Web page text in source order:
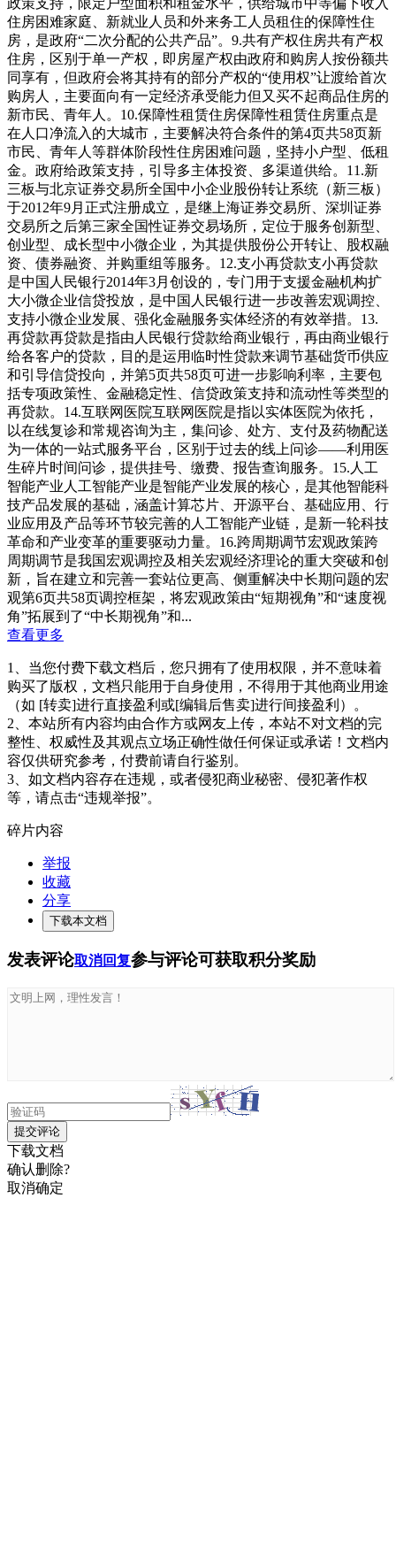
住房困难家庭、新就业人员和外来务工人员租住的保障性住
房，是政府“二次分配的公共产品”。9.共有产权住房共有产权
住房，区别于单一产权，即房屋产权由政府和购房人按份额共
同享有，但政府会将其持有的部分产权的“使用权”让渡给首次
购房人，主要面向有一定经济承受能力但又买不起商品住房的
新市民、青年人。10.保障性租赁住房保障性租赁住房重点是
在人口净流入的大城市，主要解决符合条件的第4页共58页新
市民、青年人等群体阶段性住房困难问题，坚持小户型、低租
金。政府给政策支持，引导多主体投资、多渠道供给。11.新
三板与北京证券交易所全国中小企业股份转让系统（新三板）
于2012年9月正式注册成立，是继上海证券交易所、深圳证券
交易所之后第三家全国性证券交易场所，定位于服务创新型、
创业型、成长型中小微企业，为其提供股份公开转让、股权融
资、债券融资、并购重组等服务。12.支小再贷款支小再贷款
是中国人民银行2014年3月创设的，专门用于支援金融机构扩
大小微企业信贷投放，是中国人民银行进一步改善宏观调控、
支持小微企业发展、强化金融服务实体经济的有效举措。13.
再贷款再贷款是指由人民银行贷款给商业银行，再由商业银行
给各客户的贷款，目的是运用临时性贷款来调节基础货币供应
和引导信贷投向，并第5页共58页可进一步影响利率，主要包
括专项政策性、金融稳定性、信贷政策支持和流动性等类型的
再贷款。14.互联网医院互联网医院是指以实体医院为依托，
以在线复诊和常规咨询为主，集问诊、处方、支付及药物配送
为一体的一站式服务平台，区别于过去的线上问诊——利用医
生碎片时间问诊，提供挂号、缴费、报告查询服务。15.人工
智能产业人工智能产业是智能产业发展的核心，是其他智能科
技产品发展的基础，涵盖计算芯片、开源平台、基础应用、行
业应用及产品等环节较完善的人工智能产业链，是新一轮科技
革命和产业变革的重要驱动力量。16.跨周期调节宏观政策跨
周期调节是我国宏观调控及相关宏观经济理论的重大突破和创
新，旨在建立和完善一套站位更高、侧重解决中长期问题的宏
观第6页共58页调控框架，将宏观政策由“短期视角”和“速度视
角”拓展到了“中长期视角”和...
查看更多
1、当您付费下载文档后，您只拥有了使用权限，并不意味着
购买了版权，文档只能用于自身使用，不得用于其他商业用途
（如 [转卖]进行直接盈利或[编辑后售卖]进行间接盈利）。
2、本站所有内容均由合作方或网友上传，本站不对文档的完
整性、权威性及其观点立场正确性做任何保证或承诺！文档内
容仅供研究参考，付费前请自行鉴别。
3、如文档内容存在违规，或者侵犯商业秘密、侵犯著作权
等，请点击“违规举报”。
碎片内容
举报
收藏
分享
下载本文档
发表评论取消回复参与评论可获取积分奖励
提交评论
下载文档
确认删除?
取消确定